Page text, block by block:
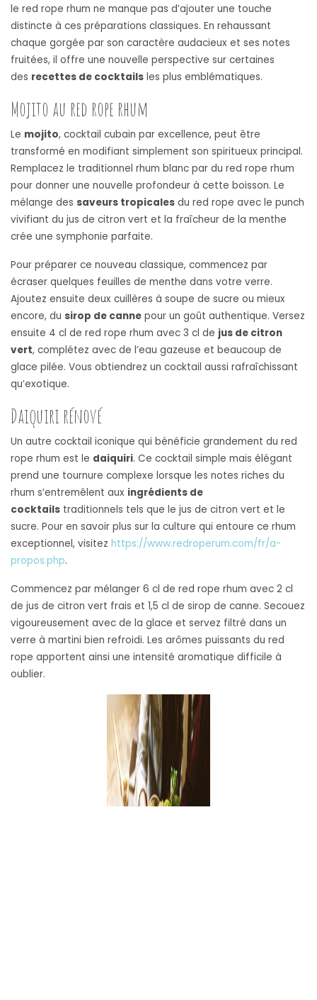
le red rope rhum ne manque pas d’ajouter une touche
distincte à ces préparations classiques. En rehaussant
chaque gorgée par son caractère audacieux et ses notes
fruitées, il offre une nouvelle perspective sur certaines
des recettes de cocktails les plus emblématiques.
Mojito au red rope rhum
Le mojito, cocktail cubain par excellence, peut être
transformé en modifiant simplement son spiritueux principal.
Remplacez le traditionnel rhum blanc par du red rope rhum
pour donner une nouvelle profondeur à cette boisson. Le
mélange des saveurs tropicales du red rope avec le punch
vivifiant du jus de citron vert et la fraîcheur de la menthe
crée une symphonie parfaite.
Pour préparer ce nouveau classique, commencez par
écraser quelques feuilles de menthe dans votre verre.
Ajoutez ensuite deux cuillères à soupe de sucre ou mieux
encore, du sirop de canne pour un goût authentique. Versez
ensuite 4 cl de red rope rhum avec 3 cl de jus de citron
vert, complétez avec de l’eau gazeuse et beaucoup de
glace pilée. Vous obtiendrez un cocktail aussi rafraîchissant
qu’exotique.
Daiquiri rénové
Un autre cocktail iconique qui bénéficie grandement du red
rope rhum est le daiquiri. Ce cocktail simple mais élégant
prend une tournure complexe lorsque les notes riches du
rhum s’entremêlent aux ingrédients de
cocktails traditionnels tels que le jus de citron vert et le
sucre. Pour en savoir plus sur la culture qui entoure ce rhum
exceptionnel, visitez https://www.redroperum.com/fr/a-
propos.php.
Commencez par mélanger 6 cl de red rope rhum avec 2 cl
de jus de citron vert frais et 1,5 cl de sirop de canne. Secouez
vigoureusement avec de la glace et servez filtré dans un
verre à martini bien refroidi. Les arômes puissants du red
rope apportent ainsi une intensité aromatique difficile à
oublier.